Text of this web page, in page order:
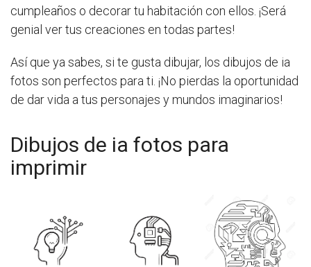
cumpleaños o decorar tu habitación con ellos. ¡Será
genial ver tus creaciones en todas partes!
Así que ya sabes, si te gusta dibujar, los dibujos de ia
fotos son perfectos para ti. ¡No pierdas la oportunidad
de dar vida a tus personajes y mundos imaginarios!
Dibujos de ia fotos para
imprimir